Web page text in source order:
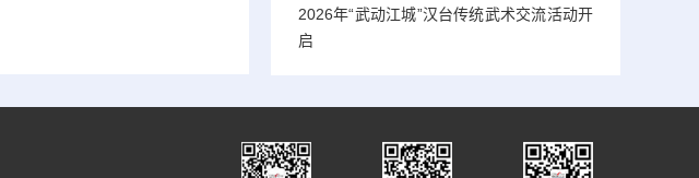
2026年“武动江城”汉台传统武术交流活动开
启